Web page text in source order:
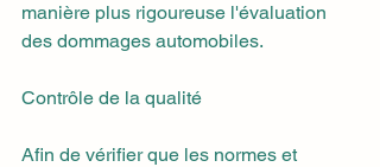
manière plus rigoureuse l'évaluation
des dommages automobiles.
Contrôle de la qualité
Afin de vérifier que les normes et